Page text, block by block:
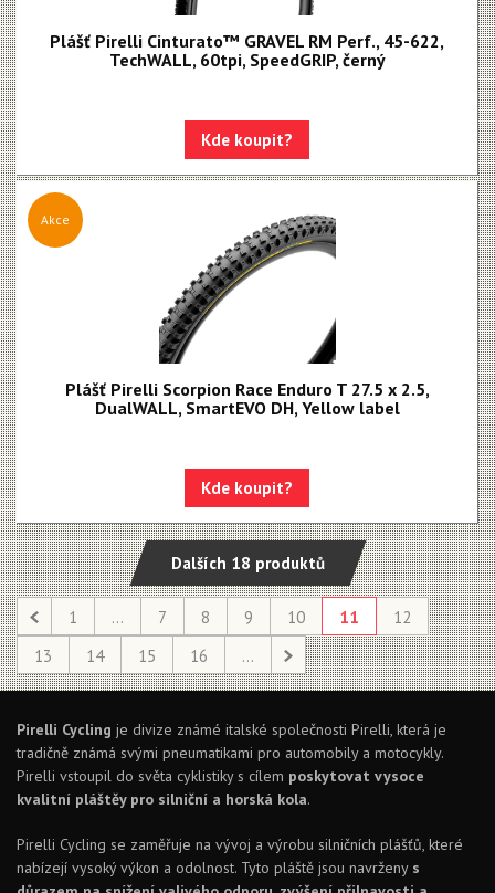
Plášť Pirelli Cinturato™ GRAVEL RM Perf., 45-622,
TechWALL, 60tpi, SpeedGRIP, černý
Kde koupit?
Akce
Plášť Pirelli Scorpion Race Enduro T 27.5 x 2.5,
DualWALL, SmartEVO DH, Yellow label
Kde koupit?
Dalších 18 produktů
1 ... 7 8 9 10 11
12
13
14 15 16 ...
Pirelli Cycling je divize známé italské společnosti Pirelli, která je
tradičně známá svými pneumatikami pro automobily a motocykly.
Pirelli vstoupil do světa cyklistiky s cílem poskytovat vysoce
kvalitní pláštěy pro silniční a horská kola.
Pirelli Cycling se zaměřuje na vývoj a výrobu silničních plášťů, které
nabízejí vysoký výkon a odolnost. Tyto pláště jsou navrženy s